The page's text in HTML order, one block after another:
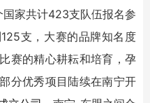
家共计423支队伍报名参
支，大赛的品牌知名度
赛的精心耕耘和培育，孕
分优秀项目陆续在南宁开